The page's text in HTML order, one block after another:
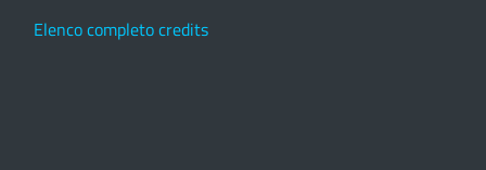
Elenco completo credits